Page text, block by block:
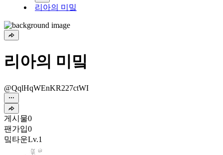
리아의 미밐
리아의 미밐
@QqlHqWEnKR227ctWI
게시물0
팬가입0
밐타운Lv.1